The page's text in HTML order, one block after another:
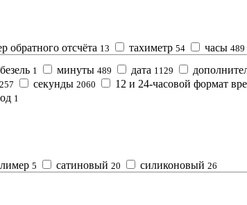
обратного отсчёта 13 тахиметр 54 часы 489
1 минуты 489 дата 1129
257 секунды 2060 12 и 24-часовой формат
1
5 сатиновый 20 силиконовый 26